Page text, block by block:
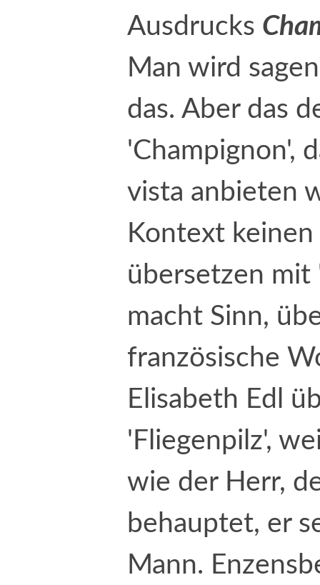
Ausdrucks
Man wird
das. Aber das
'Champignon',
vista anbieten
Kontext
übersetzen mit
macht Sinn,
französische
Elisabeth Edl
'Fliegenpilz',
wie der Herr,
behauptet, er
Mann.